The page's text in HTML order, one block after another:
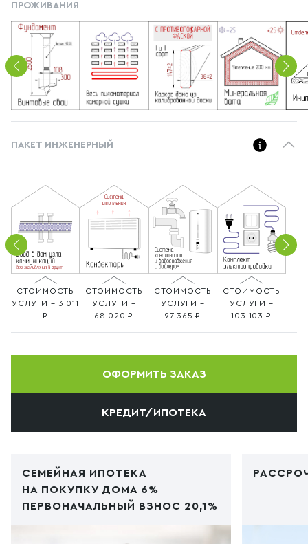
ПРОЖИВАНИЯ
ПАКЕТ ИНЖЕНЕРНЫЙ
СТОИМОСТЬ
УСЛУГИ – 3 011
СТОИМОСТЬ
УСЛУГИ –
68 020
СТОИМОСТЬ
УСЛУГИ –
97 365
СТОИМОСТЬ
УСЛУГИ –
103 103
ОФОРМИТЬ ЗАКАЗ
КРЕДИТ/ИПОТЕКА
СЕМЕЙНАЯ ИПОТЕКА
НА ПОКУПКУ ДОМА 6%
ПЕРВОНАЧАЛЬНЫЙ ВЗНОС 20,1%